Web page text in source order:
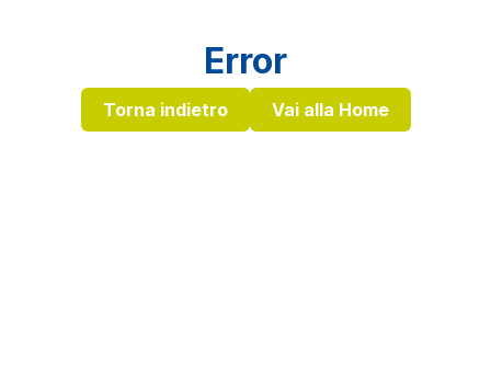
Error
Torna indietro Vai alla Home